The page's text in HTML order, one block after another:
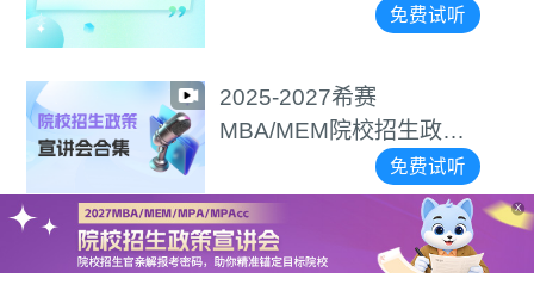
费试听
政策
2027逻辑备考攻
X